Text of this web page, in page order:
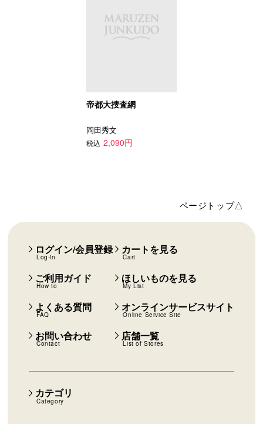
帝都大捜査網
岡田秀文
税込 2,090円
ページトップ△
カテゴリ
Category
ログイン/会員登録
Log-in
カートを見る
Cart
ご利用ガイド
How to
ほしいものを見る
My List
よくある質問
FAQ
オンラインサービスサイト
Online Service Site
お問い合わせ
Contact
店舗一覧
List of Stores